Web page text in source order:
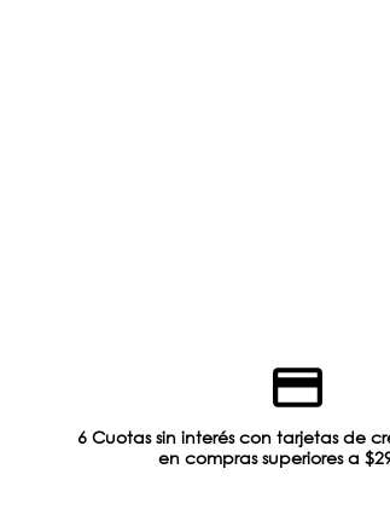
6 Cuotas sin interés con tarjetas de
en compras superiores a